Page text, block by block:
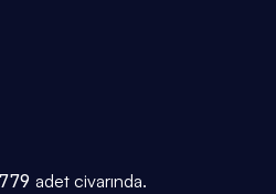
779 adet civarında.